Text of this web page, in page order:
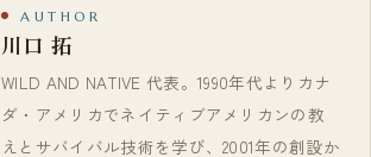
AUTHOR
川口 拓
WILD AND NATIVE 代表。1990年代よりカナ
ダ・アメリカでネイティブアメリカンの教
えとサバイバル技術を学び、2001年の創設か